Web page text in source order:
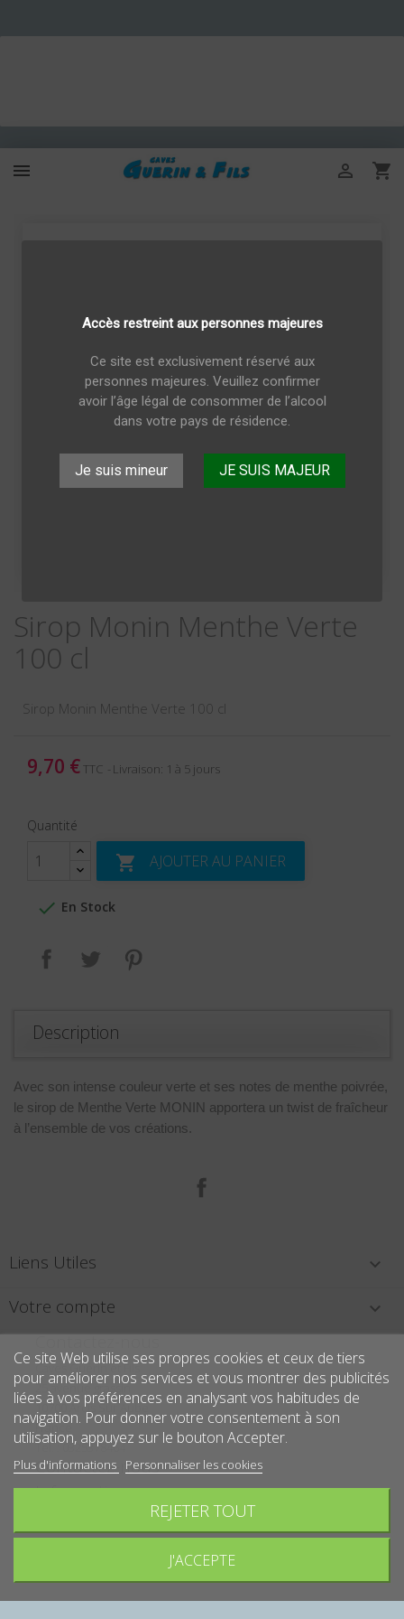
Accès restreint aux personnes majeures
Ce site est exclusivement réservé aux
personnes majeures. Veuillez confirmer
avoir l’âge légal de consommer de l’alcool
dans votre pays de résidence.
Je suis mineur JE SUIS MAJEUR
 

Sirop Monin Menthe Verte
100 cl
Sirop Monin Menthe Verte 100 cl
9,70 € TTC Livraison: 1 à 5 jours
Quantité
 AJOUTER AU PANIER
 En Stock
Partager Tweet
Description
Avec son intense couleur verte et ses notes de menthe poivrée,
le sirop de Menthe Verte MONIN apportera un twist de fraîcheur
à l’ensemble de vos créations.
Liens Utiles 
Votre compte 
Caves Guérin et Fils
25 avenue grassin
10700 Arcis Sur Aube
France
Tél. : 0325378464
Contactez-nous
Informations
Écrivez-nous :contact@caves-guerin.fr
Ce site Web utilise ses propres cookies et ceux de tiers
pour améliorer nos services et vous montrer des publicités
liées à vos préférences en analysant vos habitudes de
navigation. Pour donner votre consentement à son
utilisation, appuyez sur le bouton Accepter.
Plus d'informations Personnaliser les cookies
REJETER TOUT
J'ACCEPTE